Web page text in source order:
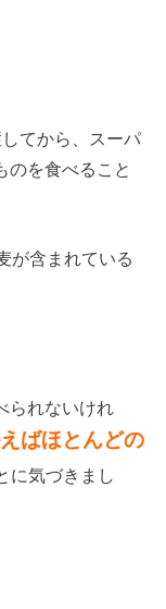
てから、スーパ
のを食べること
が含まれている
られないけれ
ばほとんどの
に気づきまし